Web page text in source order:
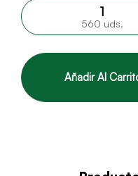
560 uds.
Añadir Al